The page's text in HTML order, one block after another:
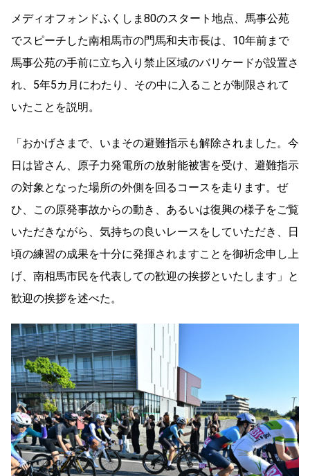
メディオフォンドふくしま80のスタート地点、 馬事公苑
でスピーチした南相馬市の門馬和夫市長は、 10年前まで
馬事公苑の手前に立ち入り禁止区域のバリケードが設置さ
れ、5年5カ月にわたり、 その中に入ることが制限されて
いたことを説明。
「おかげさまで、いまその避難指示も解除されました。 今
日は皆さん、原子力発電所の放射能被害を受け、 避難指示
の対象となった場所の外側を回るコースを走ります。 ぜ
ひ、この原発事故からの動き、 あるいは復興の様子をご覧
いただきながら、 気持ちの良いレースをしていただき、
日
頃の練習の成果を十分に発揮されますことを御祈念申し上
げ、 南相馬市民を代表しての歓迎の挨拶といたします」 と
歓迎の挨拶を述べた。